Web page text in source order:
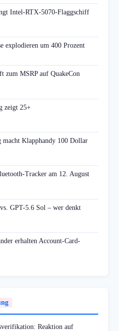
Intel-RTX-5070-Flaggschiff
explodieren um 400 Prozent
zum MSRP auf QuakeCon
zeigt 25+
Klapphandy 100 Dollar
Tracker am 12. August
GPT-5.6 Sol – wer denkt
erhalten Account-Card-
Reaktion auf